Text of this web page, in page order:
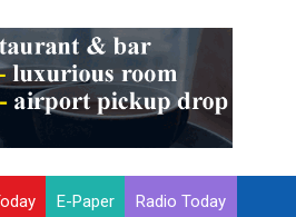
E-Paper Radio Today